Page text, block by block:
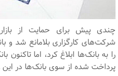
چندی پیش برای حمایت از
شرکت‌های کارگزاری بلامانع شد و
را به بانک‌ها ابلاغ کرد، اما
پرداخت شده از سوی بانک‌ها در